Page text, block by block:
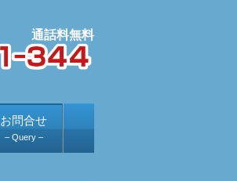
お問合せ
– Query –